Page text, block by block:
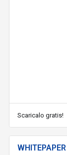
Scaricalo gratis!
WHITEPAPER